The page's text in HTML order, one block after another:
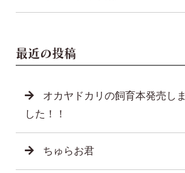
最近の投稿
オカヤドカリの飼育本発売しま
した！！
ちゅらお君